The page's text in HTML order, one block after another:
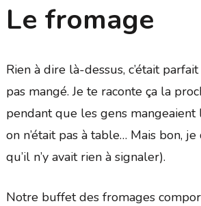
Le fromage
Rien à dire là-dessus, c’était parfait
pas mangé. Je te raconte ça la
pendant que les gens mangeaient
on n’était pas à table… Mais bon,
qu’il n’y avait rien à signaler).
Notre buffet des fromages